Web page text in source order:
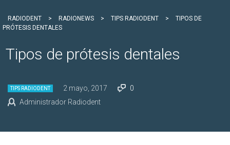
RADIODENT > RADIONEWS > TIPS RADIODENT >
TIPOS DE
PRÓTESIS DENTALES
Tipos de prótesis dentales
TIPS RADIODENT 2 mayo, 2017
0
Administrador Radiodent